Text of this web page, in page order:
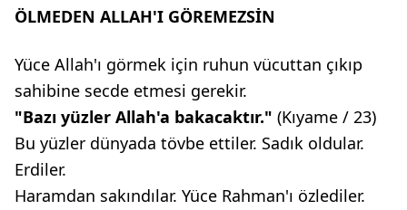
ÖLMEDEN ALLAH'I GÖREMEZSİN
Yüce Allah'ı görmek için ruhun vücuttan çıkıp
sahibine secde etmesi gerekir.
"Bazı yüzler Allah'a bakacaktır." (Kıyame / 23)
Bu yüzler dünyada tövbe ettiler. Sadık oldular.
Erdiler.
Haramdan sakındılar. Yüce Rahman'ı özlediler.